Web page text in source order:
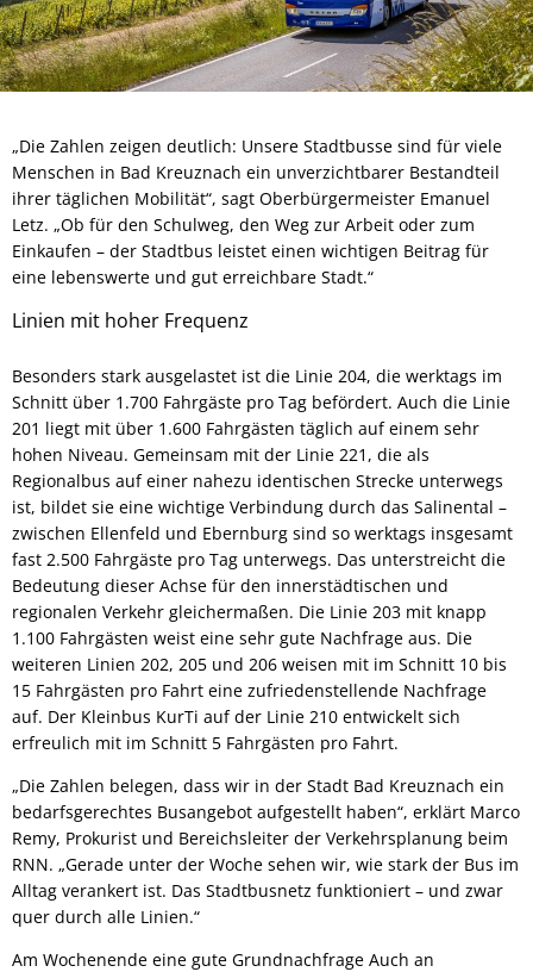
„Die Zahlen zeigen deutlich: Unsere Stadtbusse sind für viele
Menschen in Bad Kreuznach ein unverzichtbarer Bestandteil
ihrer täglichen Mobilität“, sagt Oberbürgermeister Emanuel
Letz. „Ob für den Schulweg, den Weg zur Arbeit oder zum
Einkaufen – der Stadtbus leistet einen wichtigen Beitrag für
eine lebenswerte und gut erreichbare Stadt.“
Linien mit hoher Frequenz
Besonders stark ausgelastet ist die Linie 204, die werktags im
Schnitt über 1.700 Fahrgäste pro Tag befördert. Auch die Linie
201 liegt mit über 1.600 Fahrgästen täglich auf einem sehr
hohen Niveau. Gemeinsam mit der Linie 221, die als
Regionalbus auf einer nahezu identischen Strecke unterwegs
ist, bildet sie eine wichtige Verbindung durch das Salinental –
zwischen Ellenfeld und Ebernburg sind so werktags insgesamt
fast 2.500 Fahrgäste pro Tag unterwegs. Das unterstreicht die
Bedeutung dieser Achse für den innerstädtischen und
regionalen Verkehr gleichermaßen. Die Linie 203 mit knapp
1.100 Fahrgästen weist eine sehr gute Nachfrage aus. Die
weiteren Linien 202, 205 und 206 weisen mit im Schnitt 10 bis
15 Fahrgästen pro Fahrt eine zufriedenstellende Nachfrage
auf. Der Kleinbus KurTi auf der Linie 210 entwickelt sich
erfreulich mit im Schnitt 5 Fahrgästen pro Fahrt.
„Die Zahlen belegen, dass wir in der Stadt Bad Kreuznach ein
bedarfsgerechtes Busangebot aufgestellt haben“, erklärt Marco
Remy, Prokurist und Bereichsleiter der Verkehrsplanung beim
RNN. „Gerade unter der Woche sehen wir, wie stark der Bus im
Alltag verankert ist. Das Stadtbusnetz funktioniert – und zwar
quer durch alle Linien.“
Am Wochenende eine gute Grundnachfrage Auch an